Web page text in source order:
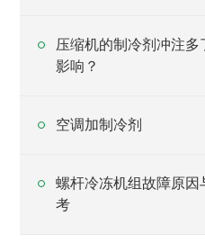
压缩机的制冷剂冲注多
影响？
空调加制冷剂
螺杆冷冻机组故障原因
考